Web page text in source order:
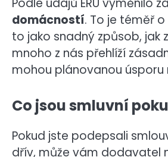
domácností. To je téměř
to jako snadný způsob, jak
mnoho z nás přehlíží
mohou plánovanou úsporu
Co jsou smluvní
Pokud jste podepsali
dřív, může vám dodavatel